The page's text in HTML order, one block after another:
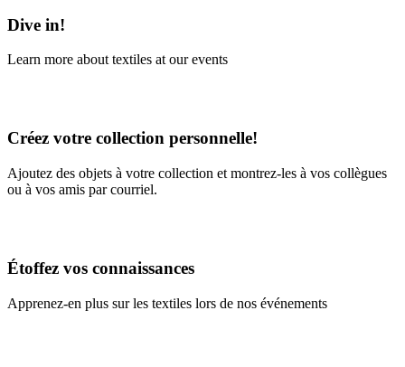
Dive in!
Learn more about textiles at our events
Créez votre collection personnelle!
Ajoutez des objets à votre collection et montrez-les à vos collègues
ou à vos amis par courriel.
Étoffez vos connaissances
Apprenez-en plus sur les textiles lors de nos événements